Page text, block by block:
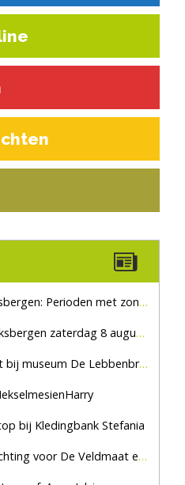
Perioden met zon en droog
8 augustus, marktplein Haaksbergen
museum De Lebbenbrugge
bij Kledingbank Stefania
voor De Veldmaat en De Pas